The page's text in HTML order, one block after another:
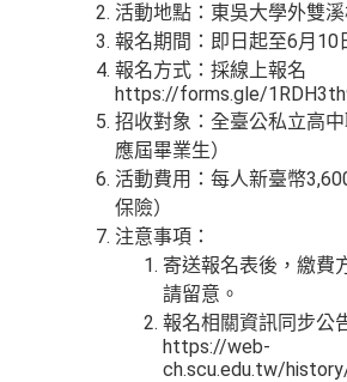
活動地點：東吳大學外雙
報名期間：即日起至6月10
報名方式：採線上報名
https://forms.gle/
招收對象：全臺公私立高
應屆畢業生）
活動費用：每人新臺幣
保險）
注意事項：
寄送報名表後，繳費
請留意。
報名相關資訊同步公
https://web-
ch.scu.edu.tw/